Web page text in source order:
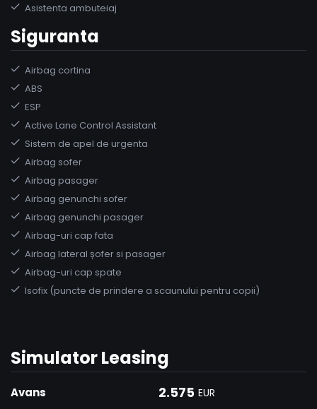
Asistenta ambuteiaj
Siguranta
Airbag cortina
ABS
ESP
Active Lane Control Assistant
Sistem de apel de urgenta
Airbag sofer
Airbag pasager
Airbag genunchi sofer
Airbag genunchi pasager
Airbag-uri cap fata
Airbag lateral șofer si pasager
Airbag-uri cap spate
Isofix (puncte de prindere a scaunului pentru copii)
Simulator Leasing
Avans 2.575 EUR